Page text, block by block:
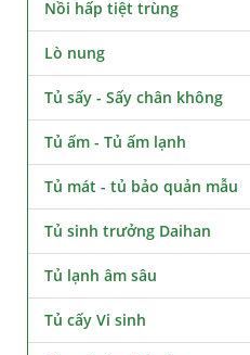
Nồi hấp tiệt trùng
Lò nung
Tủ sấy - Sấy chân không
Tủ ấm - Tủ ấm lạnh
Tủ mát - tủ bảo quản mẫu
Tủ sinh trưởng Daihan
Tủ lạnh âm sâu
Tủ cấy Vi sinh